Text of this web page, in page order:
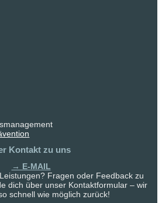
Kontakt zu uns
→ E-MAIL
Fragen oder Feedback zu
dich über unser Kontaktformular – wir
schnell wie möglich zurück!